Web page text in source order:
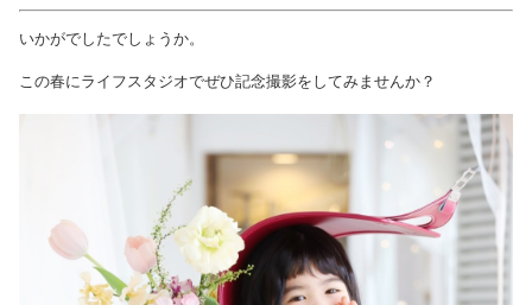
いかがでしたでしょうか。
この春にライフスタジオでぜひ記念撮影をしてみませんか？